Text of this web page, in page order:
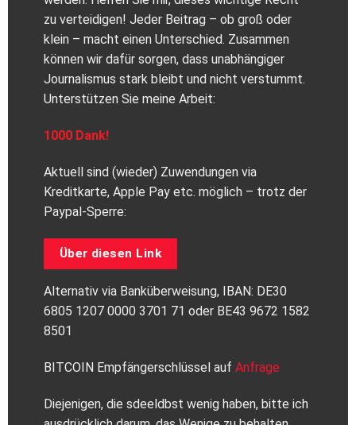
zu verteidigen! Jeder Beitrag – ob groß oder
klein – macht einen Unterschied. Zusammen
können wir dafür sorgen, dass unabhängiger
Journalismus stark bleibt und nicht verstummt.
Unterstützen Sie meine Arbeit:
1000 Dank!
Aktuell sind (wieder) Zuwendungen via
Kreditkarte, Apple Pay etc. möglich – trotz der
Paypal-Sperre:
Über diesen Link
Alternativ via Banküberweisung, IBAN: DE30
6805 1207 0000 3701 71 oder BE43 9672 1582
8501
BITCOIN Empfängerschlüssel auf Anfrage
Diejenigen, die sdeeldbst wenig haben, bitte ich